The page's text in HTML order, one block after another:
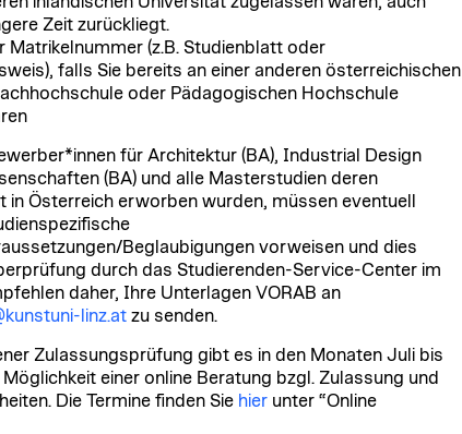
Zeit zurückliegt.
Matrikelnummer (z.B. Studienblatt oder
falls Sie bereits an einer anderen österreichischen
oder Pädagogischen Hochschule
für Architektur (BA), Industrial Design
(BA) und alle Masterstudien deren
in Österreich erworben wurden, müssen eventuell
Beglaubigungen vorweisen und dies
durch das Studierenden-Service-Center im
daher, Ihre Unterlagen VORAB an
linz.atzu senden.
Zulassungsprüfung gibt es in den Monaten Juli bis
einer online Beratung bzgl. Zulassung und
Die Termine finden Sie hierunter “Online